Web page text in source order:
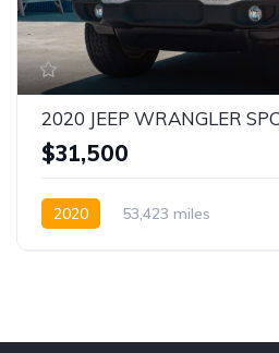
2020 JEEP WRANGLER
$31,500
2020 53,423 miles